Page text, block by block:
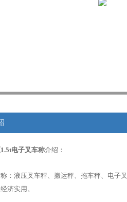
电子叉车称介绍：
液压叉车秤、搬运秤、拖车秤、电子叉
济实用。